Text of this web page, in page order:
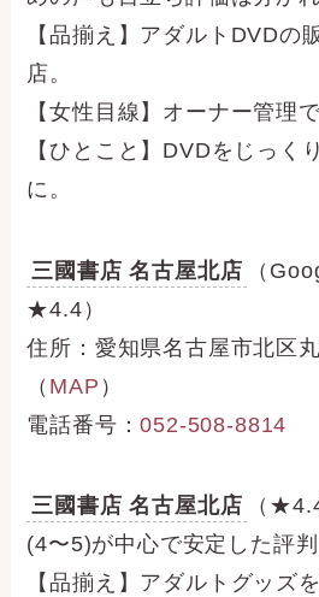
【品揃え】アダルトDVDの
店。
【女性目線】オーナー管理
【ひとこと】DVDをじっく
に。
三國書店 名古屋北店
（
★4.4）
住所：愛知県名古屋市北区
（ MAP ）
電話番号：052-508-8814
三國書店 名古屋北店
（
(4〜5)が中心で安定した評判
【品揃え】アダルトグッズ